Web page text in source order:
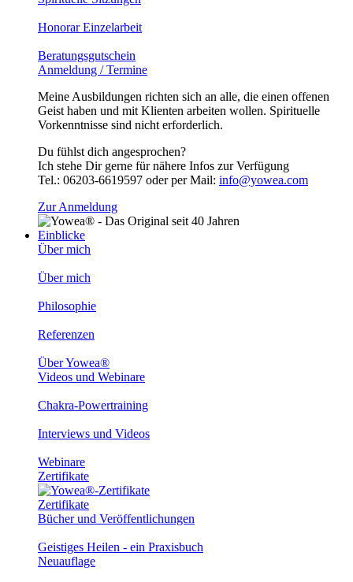
Honorar Einzelarbeit
Beratungsgutschein
Anmeldung / Termine
Meine Ausbildungen richten sich an alle, die einen offenen
Geist haben und mit Klienten arbeiten wollen. Spirituelle
Vorkenntnisse sind nicht erforderlich.
Du fühlst dich angesprochen?
Ich stehe Dir gerne für nähere Infos zur Verfügung
Tel.: 06203-6619597 oder per Mail: info@yowea.com
Zur Anmeldung
Einblicke
Über mich
Über mich
Philosophie
Referenzen
Über Yowea®
Videos und Webinare
Chakra-Powertraining
Interviews und Videos
Webinare
Zertifikate
Zertifikate
Bücher und Veröffentlichungen
Geistiges Heilen - ein Praxisbuch
Neuauflage